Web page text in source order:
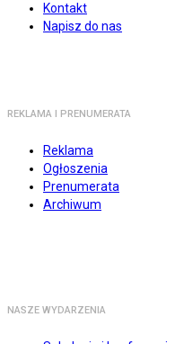
Kontakt
Napisz do nas
REKLAMA I PRENUMERATA
Reklama
Ogłoszenia
Prenumerata
Archiwum
NASZE WYDARZENIA